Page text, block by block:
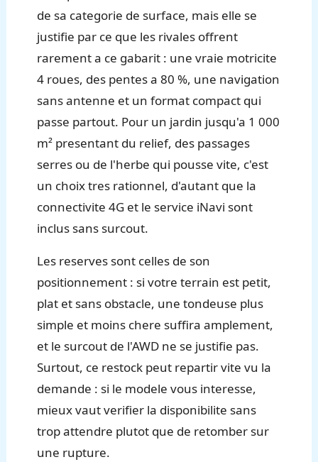
de sa categorie de surface, mais elle se
justifie par ce que les rivales offrent
rarement a ce gabarit : une vraie motricite
4 roues, des pentes a 80 %, une navigation
sans antenne et un format compact qui
passe partout. Pour un jardin jusqu'a 1 000
m² presentant du relief, des passages
serres ou de l'herbe qui pousse vite, c'est
un choix tres rationnel, d'autant que la
connectivite 4G et le service iNavi sont
inclus sans surcout.
Les reserves sont celles de son
positionnement : si votre terrain est petit,
plat et sans obstacle, une tondeuse plus
simple et moins chere suffira amplement,
et le surcout de l'AWD ne se justifie pas.
Surtout, ce restock peut repartir vite vu la
demande : si le modele vous interesse,
mieux vaut verifier la disponibilite sans
trop attendre plutot que de retomber sur
une rupture.